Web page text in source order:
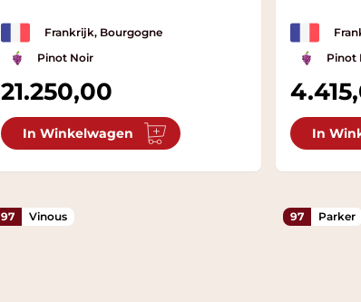
Frankrijk, Bourgogne
Pinot Noir
21.250,00
In Winkelwagen
Pinot
In
97 Vinous 97 Parker